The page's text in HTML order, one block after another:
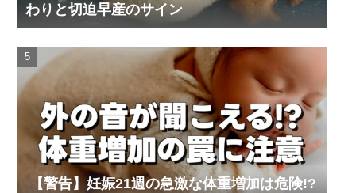
わりと切迫早産のサイン
【警告】妊娠21週の急激な体重増加は危険!?